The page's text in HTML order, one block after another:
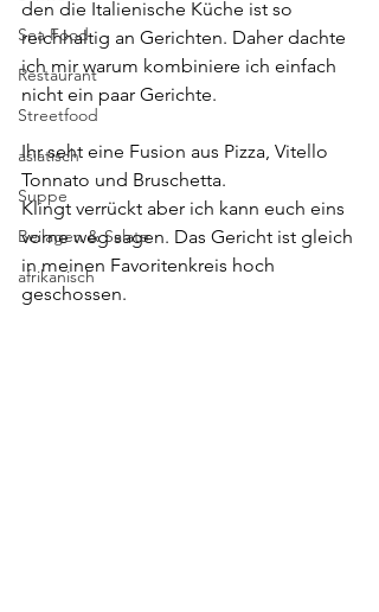
Sea Food
Restaurant
Streetfood
asiatisch
Suppe
Beilagen & Salate
afrikanisch
den die Italienische Küche ist so
reichhaltig an Gerichten. Daher dachte
ich mir warum kombiniere ich einfach
nicht ein paar Gerichte.
Ihr seht eine Fusion aus Pizza, Vitello
Tonnato und Bruschetta.
Klingt verrückt aber ich kann euch eins
vorne weg sagen. Das Gericht ist gleich
in meinen Favoritenkreis hoch
geschossen.